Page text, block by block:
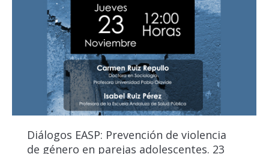
Diálogos EASP: Prevención de violencia
de género en parejas adolescentes. 23